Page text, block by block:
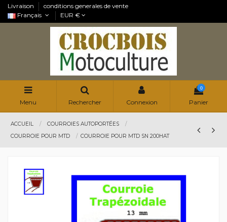
Livraison
conditions generales de vente
Français
EUR €
Menu Rechercher Connexion
0
Panier
ACCUEIL
COURROIES AUTOPORTÉES
COURROIE POUR MTD
COURROIE POUR MTD SN 200HAT